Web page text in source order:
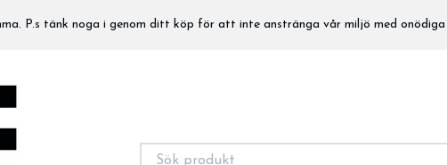
P.s tänk noga i genom ditt köp för att inte anstränga vår miljö med